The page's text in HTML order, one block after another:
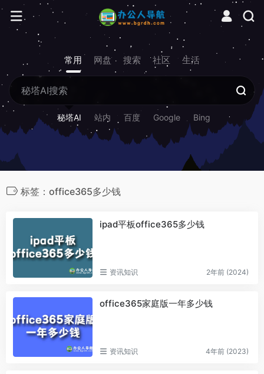
常用 网盘 搜索 社区 生活
秘塔AI 站内 百度 Google Bing
标签：office365多少钱
ipad平板office365多少钱
资讯知识 2年前 (2024)
office365家庭版一年多少钱
资讯知识 4年前 (2023)